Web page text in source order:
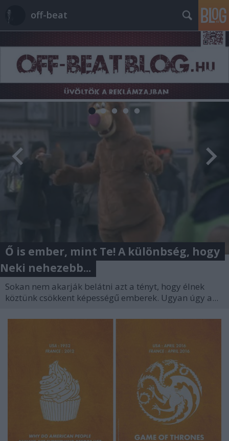
off-beat
Ő is ember, mint Te! A különbség, hogy
Neki nehezebb...
Sokan nem akarják belátni azt a tényt, hogy élnek
köztünk csökkent képességű emberek. Ugyan úgy a...